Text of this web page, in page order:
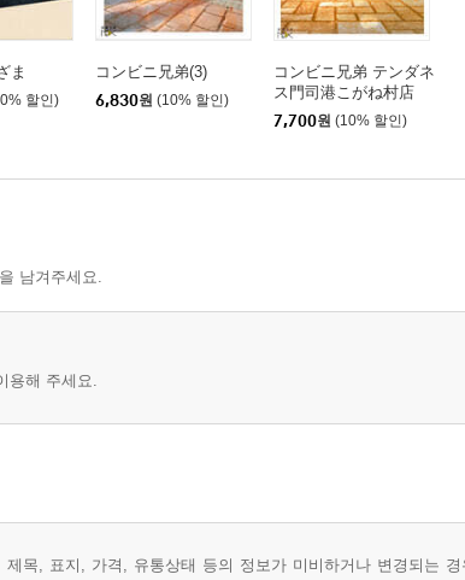
ま
할인)
コンビニ兄弟(3)
6,830원 (10% 할인)
コンビニ兄弟 テンダネ
ス門司港こがね村店
7,700원 (10% 할인)
남겨주세요.
용해 주세요.
목, 표지, 가격, 유통상태 등의 정보가 미비하거나 변경되는